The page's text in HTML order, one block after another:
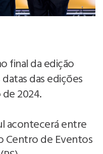
final da edição
das edições
2024.
acontecerá entre
Centro de Eventos